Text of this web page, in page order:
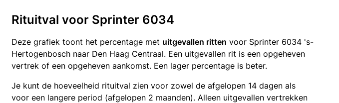
Rituitval voor Sprinter 6034
Deze grafiek toont het percentage met uitgevallen ritten voor Sprinter 6034 's-
Hertogenbosch naar Den Haag Centraal. Een uitgevallen rit is een opgeheven
vertrek of een opgeheven aankomst. Een lager percentage is beter.
Je kunt de hoeveelheid rituitval zien voor zowel de afgelopen 14 dagen als
voor een langere period (afgelopen 2 maanden). Alleen uitgevallen vertrekken